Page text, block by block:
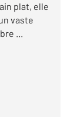
plat, elle
vaste
...